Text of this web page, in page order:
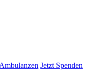
Ambulanzen Jetzt Spenden